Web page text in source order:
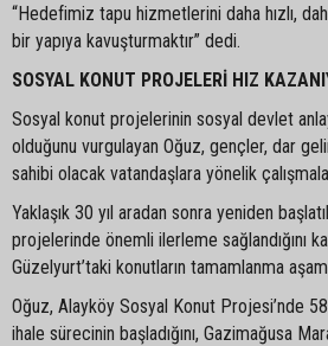
“Hedefimiz tapu hizmetlerini daha hızlı,
bir yapıya kavuşturmaktır” dedi.
SOSYAL KONUT PROJELERİ HIZ
Sosyal konut projelerinin sosyal devlet
olduğunu vurgulayan Oğuz, gençler, dar
sahibi olacak vatandaşlara yönelik
Yaklaşık 30 yıl aradan sonra yeniden
projelerinde önemli ilerleme sağlandığını
Güzelyurt’taki konutların tamamlanma
Oğuz, Alayköy Sosyal Konut Projesi’nde
ihale sürecinin başladığını, Gazimağusa